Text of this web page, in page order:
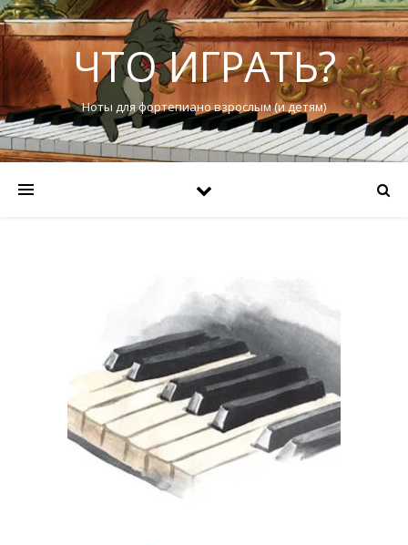
ЧТО ИГРАТЬ?
Ноты для фортепиано взрослым (и детям)